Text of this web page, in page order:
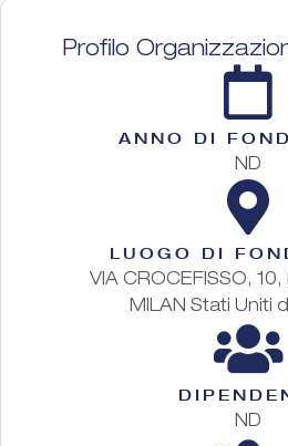
Profilo
ANNO DI
ND
LUOGO DI
VIA CROCEFISSO,
MILAN Stati Uniti
ND